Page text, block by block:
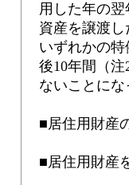
用した年の
資産を譲渡
いずれかの
後10年間（
ないことに
■居住用財産
■居住用財産